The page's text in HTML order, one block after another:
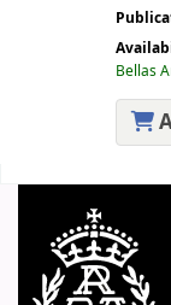
Bellas